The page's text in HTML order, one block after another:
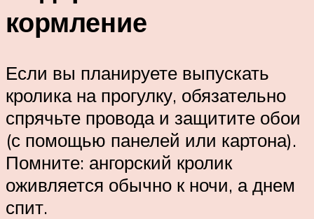
кормление
Если вы планируете выпускать
кролика на прогулку, обязательно
спрячьте провода и защитите обои
(с помощью панелей или картона).
Помните: ангорский кролик
оживляется обычно к ночи, а днем
спит.